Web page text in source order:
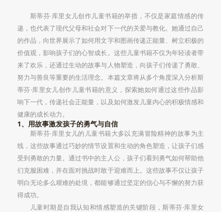
斯蒂芬·库里女儿创作儿童书籍的举措，不仅是家庭情感的传
递，也代表了现代父母和社会对下一代的关爱与教化。她通过自己
的作品，向世界展示了如何用文字和图画传递正能量、树立积极的
价值观，影响孩子们的心智成长。这些儿童书籍不仅为年轻读者带
来了欢乐，还通过生动的故事与人物塑造，向孩子们传递了勇敢、
努力与善良等重要的生活理念。本篇文章将从多个角度深入分析斯
蒂芬·库里女儿创作儿童书籍的意义，探索她如何通过这些作品影
响下一代，传递社会正能量，以及如何激发儿童内心的积极情感和
健康的成长动力。
1、用故事激发孩子的勇气与自信
斯蒂芬·库里女儿的儿童书籍大多以充满冒险精神的故事为主
线，这些故事通过巧妙的情节设置和生动的角色塑造，让孩子们感
受到勇敢的力量。通过书中的主人公，孩子们看到勇气如何帮助他
们克服困难，并在面对挑战时敢于迎难而上。这些故事不仅让孩子
明白无论多么艰难的处境，都能够通过坚定的信心与不懈的努力获
得成功。
儿童时期是自我认知和情感塑造的关键阶段，斯蒂芬·库里女